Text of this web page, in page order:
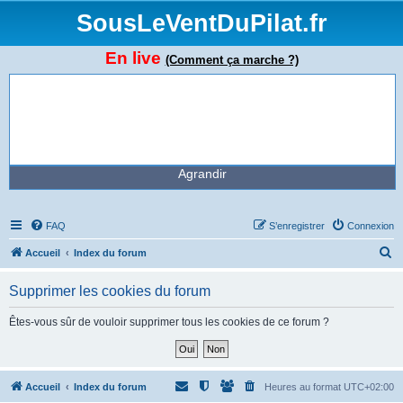
SousLeVentDuPilat.fr
En live (Comment ça marche ?)
Agrandir
FAQ Connexion
S’enregistrer
Accueil Index du forum
Supprimer les cookies du forum
Êtes-vous sûr de vouloir supprimer tous les cookies de ce forum ?
Accueil Index du forum Heures au format UTC+02:00